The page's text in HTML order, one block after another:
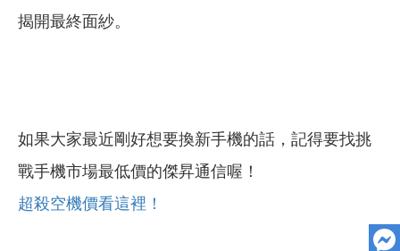
揭開最終面紗。
如果大家最近剛好想要換新手機的話，記得要找挑
戰手機市場最低價的傑昇通信喔！
超殺空機價看這裡！